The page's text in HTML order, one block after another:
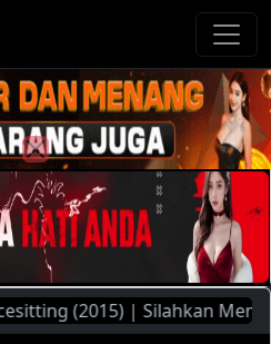
(2015) | Silahkan